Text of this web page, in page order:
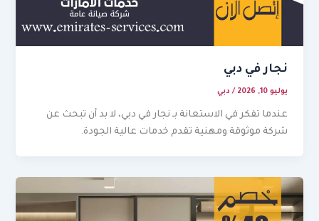
نجار في دبي
يوليو 10, 2026 / دبي
عندما تفكر في الاستعانة بـ نجار في دبي، لا بد أن تبحث عن
شركة موثوقة ومهنية تقدم خدمات عالية الجودة.